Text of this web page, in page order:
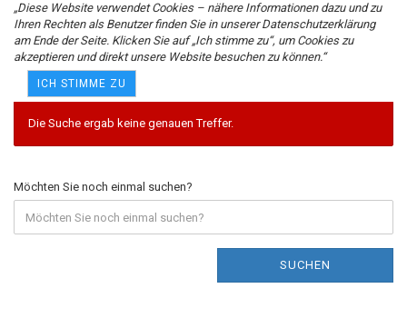
„Diese Website verwendet Cookies – nähere Informationen dazu und zu
Ihren Rechten als Benutzer finden Sie in unserer Datenschutzerklärung
am Ende der Seite. Klicken Sie auf „Ich stimme zu“, um Cookies zu
akzeptieren und direkt unsere Website besuchen zu können.“
ICH STIMME ZU
Erweiterte Suche
Die Suche ergab keine genauen Treffer.
Möchten Sie noch einmal suchen?
SUCHEN